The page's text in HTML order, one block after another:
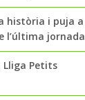
història i puja a
l’última jornada
Petits